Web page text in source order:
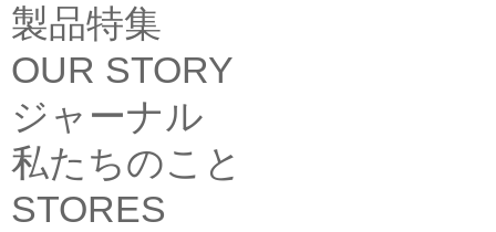
製品特集
OUR STORY
ジャーナル
私たちのこと
STORES